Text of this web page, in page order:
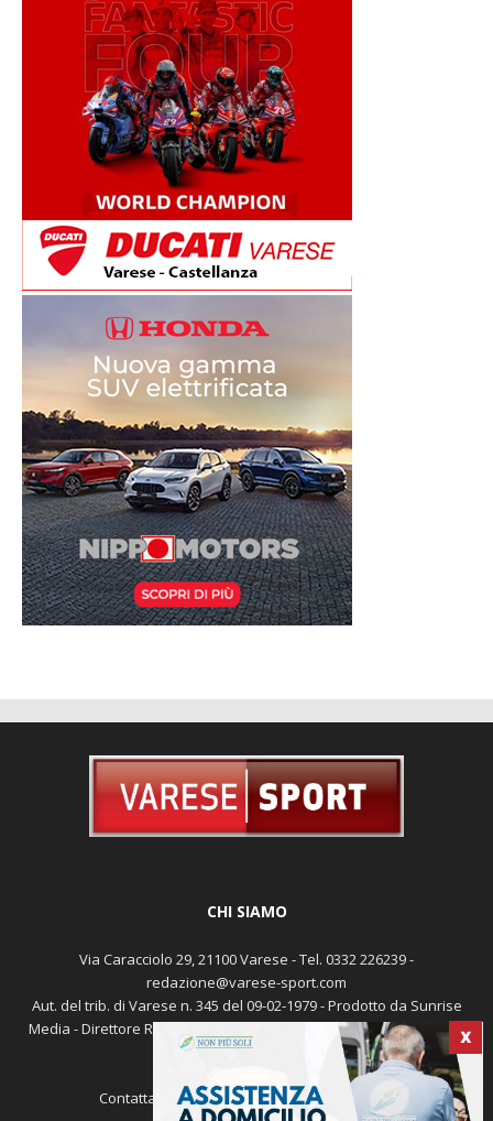
X
CHI SIAMO
Via Caracciolo 29, 21100 Varese - Tel. 0332 226239 -
redazione@varese-sport.com
Aut. del trib. di Varese n. 345 del 09-02-1979 - Prodotto da Sunrise
Media - Direttore Responsabile: Michele Marocco -Cookie policy
Pubblicità
Contattaci: redazione@varese-sport.com